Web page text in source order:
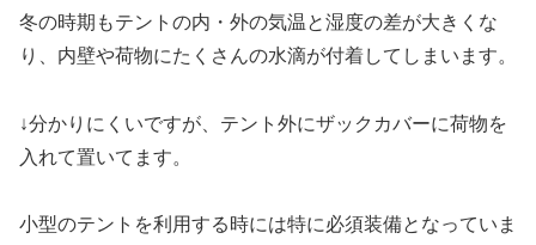
冬の時期もテントの内・外の気温と湿度の差が大きくな
り、内壁や荷物にたくさんの水滴が付着してしまいます。
↓分かりにくいですが、テント外にザックカバーに荷物を
入れて置いてます。
小型のテントを利用する時には特に必須装備となっていま